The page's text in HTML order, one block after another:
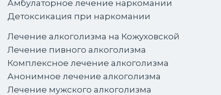
Амбулаторное лечение наркомании
Детоксикация при наркомании
Лечение алкоголизма на Кожуховской
Лечение пивного алкоголизма
Комплексное лечение алкоголизма
Анонимное лечение алкоголизма
Лечение мужского алкоголизма